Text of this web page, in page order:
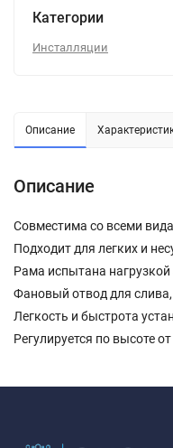
Категории
Инсталляции
Описание
Описание
Совместима со всеми
Подходит для легких и
Рама испытана нагрузкой
Фановый отвод для
Легкость и быстрота
Регулируется по высоте